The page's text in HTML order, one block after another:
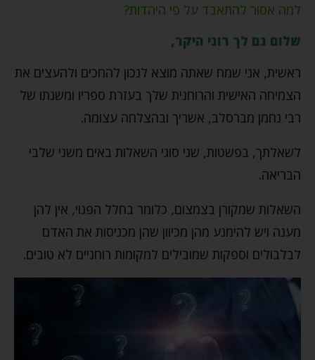
למה אסור להתאבד על פי היהדות?
שלום גם לך רוני היקר,
ראשית, אני שמח שאתה מוצא לנכון להחכים ולהעצים את
הצמיחה האישית והרוחנית שלך בעזרת ספריו ומשנתו של
רבי נחמן מברסלב, אשריך ובהצלחה עצומה.
לשאלתך, בפשטות, שני סוגי השאלות באים משני שלבי
הבריאה.
השאלות שמקורן בצמצום, כלומר בחלל הפנוי, אין להן
מענה ויש להימנע מהן מכיוון שהן מכניסות את האדם
לבלבולים וספקות שמובילים למקומות רוחניים לא טובים.